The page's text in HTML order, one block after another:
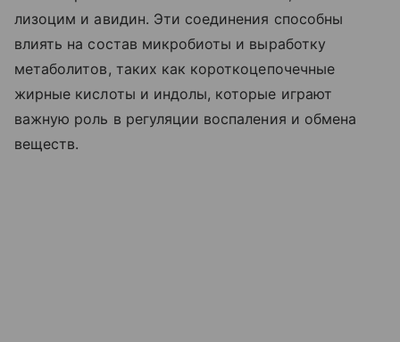
лизоцим и авидин. Эти соединения способны
влиять на состав микробиоты и выработку
метаболитов, таких как короткоцепочечные
жирные кислоты и индолы, которые играют
важную роль в регуляции воспаления и обмена
веществ.